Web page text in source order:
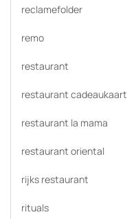
reclamefolder
remo
restaurant
restaurant cadeaukaart
restaurant la mama
restaurant oriental
rijks restaurant
rituals